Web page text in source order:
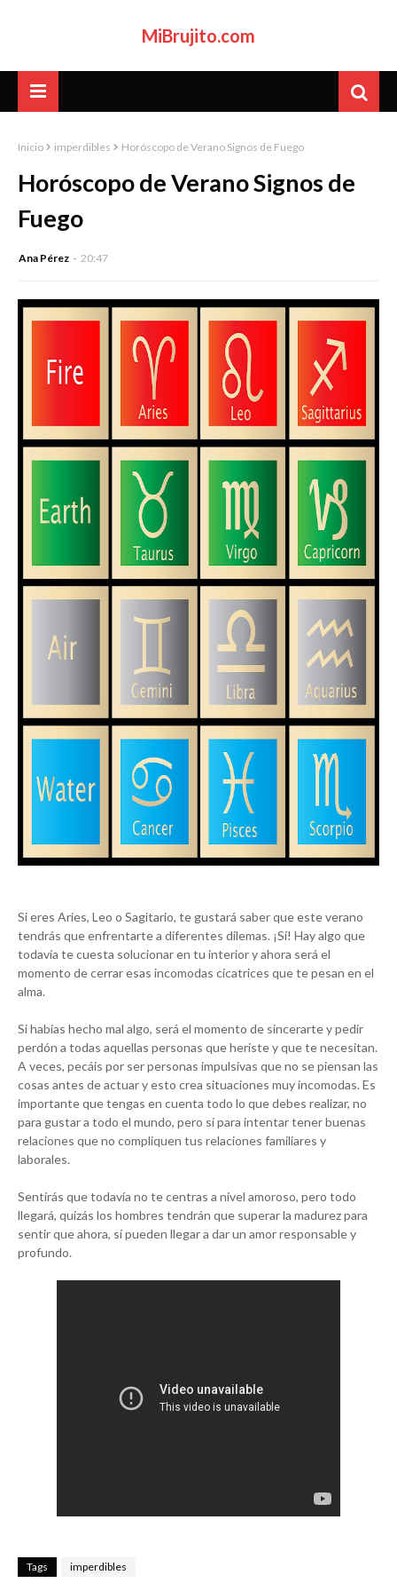
MiBrujito.com
Inicio imperdibles Horóscopo de Verano Signos de Fuego
Horóscopo de Verano Signos de
Fuego
Ana Pérez 20:47
Si eres Aries, Leo o Sagitario, te gustará saber que este verano
tendrás que enfrentarte a diferentes dilemas. ¡Sí! Hay algo que
todavía te cuesta solucionar en tu interior y ahora será el
momento de cerrar esas incomodas cicatrices que te pesan en el
alma.
Si habías hecho mal algo, será el momento de sincerarte y pedir
perdón a todas aquellas personas que heriste y que te necesitan.
A veces, pecáis por ser personas impulsivas que no se piensan las
cosas antes de actuar y esto crea situaciones muy incomodas. Es
importante que tengas en cuenta todo lo que debes realizar, no
para gustar a todo el mundo, pero sí para intentar tener buenas
relaciones que no compliquen tus relaciones familiares y
laborales.
Sentirás que todavía no te centras a nivel amoroso, pero todo
llegará, quizás los hombres tendrán que superar la madurez para
sentir que ahora, sí pueden llegar a dar un amor responsable y
profundo.
Tags imperdibles